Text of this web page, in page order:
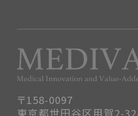
〒158-0097
東京都世田谷区用賀2-